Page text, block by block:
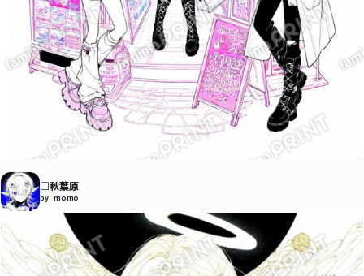
□秋葉原
by momo